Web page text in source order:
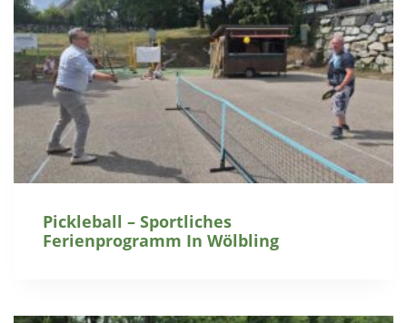
Pickleball – Sportliches
Ferienprogramm In Wölbling